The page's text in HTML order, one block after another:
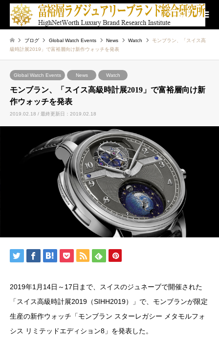
検索
ブログ Global Watch Events News Watch
モンブラン、「スイス高
級時計展2019」で富裕層向け新作ウォッチを発表
Global Watch Events News Watch
モンブラン、「スイス高級時計展2019」で富裕層向け新
作ウォッチを発表
2019.02.18 / 最終更新日：2019.02.18
2019年1月14日～17日まで、スイスのジュネーブで開催された
「スイス高級時計展2019（SIHH2019）」で、モンブランが限定
生産の新作ウォッチ「モンブラン スターレガシー メタモルフォ
シス リミテッドエディション8」を発表した。